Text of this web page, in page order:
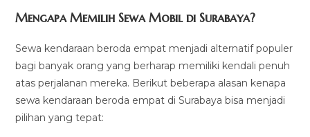
Mengapa Memilih Sewa Mobil di Surabaya?
Sewa kendaraan beroda empat menjadi alternatif populer
bagi banyak orang yang berharap memiliki kendali penuh
atas perjalanan mereka. Berikut beberapa alasan kenapa
sewa kendaraan beroda empat di Surabaya bisa menjadi
pilihan yang tepat: